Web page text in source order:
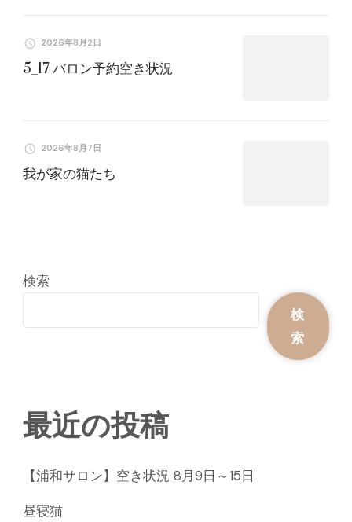
2026年8月2日
5_17 バロン予約空き状況
2026年8月7日
我が家の猫たち
検索
検
索
最近の投稿
【浦和サロン】空き状況 8月9日～15日
昼寝猫